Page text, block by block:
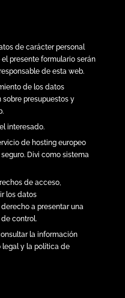
de carácter personal
presente formulario serán
de esta web.
de los datos
sobre presupuestos y
interesado.
de hosting europeo
Divi como sistema
de acceso,
los datos
a presentar una
control.
la información
legal y la política de